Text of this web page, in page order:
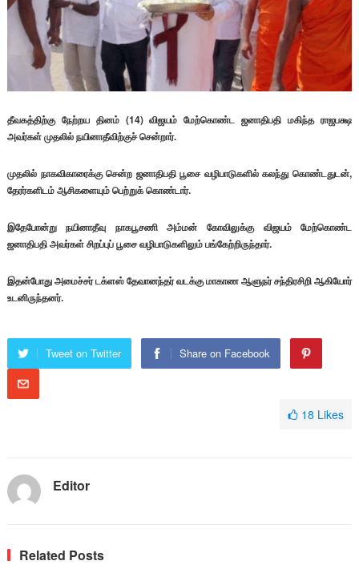
தீவகத்திற்கு நேற்றய தினம் (14) விஜயம் மேற்கொண்ட ஜனாதிபதி மகிந்த ராஜபக்ஷ
அவர்கள் முதலில் நயினாதீவிற்குச் சென்றார்.
முதலில் நாகவிகாரைக்கு சென்ற ஜனாதிபதி பூசை வழிபாடுகளில் கலந்து கொண்டதுடன்,
தேரர்களிடம் ஆசிகளையும் பெற்றுக் கொண்டார்.
இதேபோன்று நயினாதீவு நாகபூசணி அம்மன் கோவிலுக்கு விஜயம் மேற்கொண்ட
ஜனாதிபதி அவர்கள் சிறப்புப் பூசை வழிபாடுகளிலும் பங்கேற்றிருந்தார்.
இதன்போது அமைச்சர் டக்ளஸ் தேவானந்தர் வடக்கு மாகாண ஆளுநர் சந்திரசிறி ஆகியோர்
உடனிருந்தனர்.
Tweet on Twitter Share on Facebook
18 Likes
Editor
Related Posts